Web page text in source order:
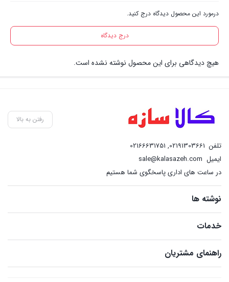
درمورد این محصول دیدگاه درج کنید.
درج دیدگاه
هیچ دیدگاهی برای این محصول نوشته نشده است.
رفتن به بالا
تلفن 02191303661
,
02166631751
ایمیل sale@kalasazeh.com
در ساعت های اداری پاسخگوی شما هستیم
نوشته ها
خدمات
راهنمای مشتریان